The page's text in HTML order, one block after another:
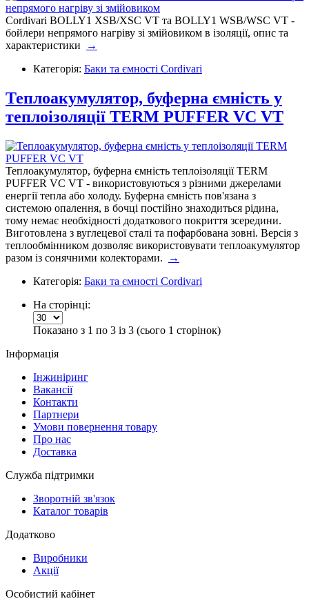
Cordivari BOLLY1 XSB/XSC VT та BOLLY1 WSB/WSC VT -
бойлери непрямого нагріву зі змійовиком в ізоляції, опис та
характеристики
→
Категорія: Баки та ємності Cordivari
Теплоакумулятор, буферна ємність у
теплоізоляції TERM PUFFER VC VT
Теплоакумулятор, буферна ємність теплоізоляції TERM
PUFFER VC VT - використовуються з різними джерелами
енергії тепла або холоду. Буферна ємність пов'язана з
системою опалення, в бочці постійно знаходиться рідина,
тому немає необхідності додаткового покриття зсередини.
Виготовлена з вуглецевої сталі та пофарбована зовні. Версія з
теплообмінником дозволяє використовувати теплоакумулятор
разом із сонячними колекторами.
→
Категорія: Баки та ємності Cordivari
На сторінці:
Показано з 1 по 3 із 3 (сього 1 сторінок)
Інформація
Інжиніринг
Вакансії
Контакти
Партнери
Умови повернення товару
Про нас
Доставка
Служба підтримки
Зворотній зв'язок
Каталог товарів
Додатково
Виробники
Акції
Особистий кабінет